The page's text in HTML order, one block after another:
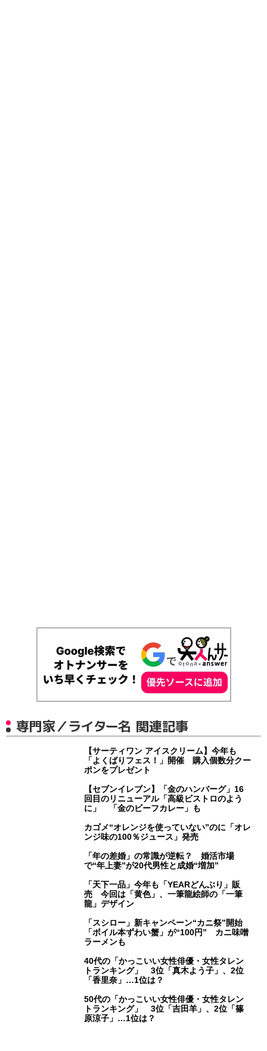
専門家／ライター名 関連記事
【サーティワン アイスクリーム】今年も
「よくばりフェス！」開催 購入個数分クー
ポンをプレゼント
【セブンイレブン】「金のハンバーグ」16
回目のリニューアル「高級ビストロのよう
に」 「金のビーフカレー」も
カゴメ“オレンジを使っていない”のに「オレ
ンジ味の100％ジュース」発売
「年の差婚」の常識が逆転？ 婚活市場
で“年上妻”が20代男性と成婚“増加”
「天下一品」今年も「YEARどんぶり」販
売 今回は「黄色」、一筆龍絵師の「一筆
龍」デザイン
「スシロー」新キャンペーン“カニ祭”開始
「ボイル本ずわい蟹」が“100円” カニ味噌
ラーメンも
40代の「かっこいい女性俳優・女性タレン
トランキング」 3位「真木よう子」、2位
「香里奈」…1位は？
50代の「かっこいい女性俳優・女性タレン
トランキング」 3位「吉田羊」、2位「篠
原涼子」…1位は？